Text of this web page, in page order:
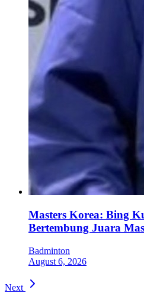
Masters Korea: Bing
Bertembung Juara
Badminton
August 6, 2026
Next